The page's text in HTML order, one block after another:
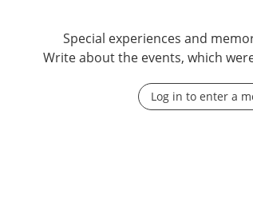
Special experiences and
Write about the events, which
Log in to enter a